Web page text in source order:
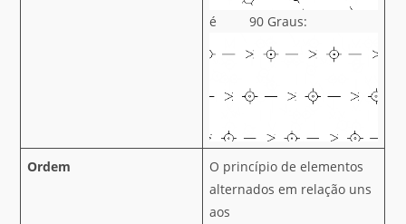
é 90 Graus:
Ordem
O princípio de elementos
alternados em relação uns
aos